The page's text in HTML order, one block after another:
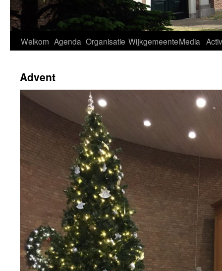
Welkom Agenda Organisatie WijkgemeenteMedia
Advent